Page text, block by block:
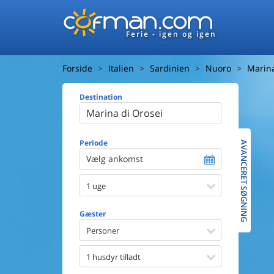
Ferie - igen og igen
Forside Italien Sardinien Nuoro
Destination
Periode
Vælg ankomst
1 uge
Gæster
Personer
1 husdyr tilladt
Afstand til
Udsigt til
Faciliteter
Spa
AVANCERET SØGNING